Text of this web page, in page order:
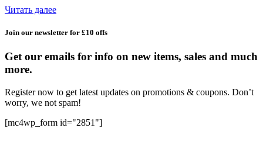
Читать далее
Join our newsletter for £10 offs
Get our emails for info on new items, sales and much
more.
Register now to get latest updates on promotions & coupons. Don’t
worry, we not spam!
[mc4wp_form id="2851"]